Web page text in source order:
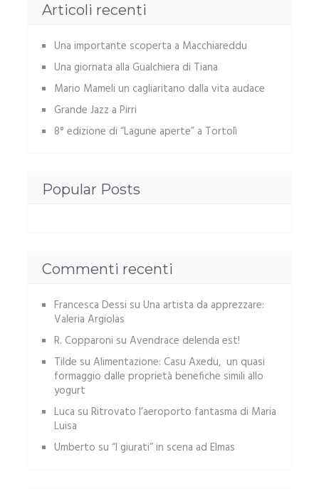
Articoli recenti
Una importante scoperta a Macchiareddu
Una giornata alla Gualchiera di Tiana
Mario Mameli un cagliaritano dalla vita audace
Grande Jazz a Pirri
8° edizione di “Lagune aperte” a Tortolì
Popular Posts
Commenti recenti
Francesca Dessi su Una artista da apprezzare:
Valeria Argiolas
R. Copparoni su Avendrace delenda est!
Tilde su Alimentazione: Casu Axedu, un quasi
formaggio dalle proprietà benefiche simili allo
yogurt
Luca su Ritrovato l’aeroporto fantasma di Maria
Luisa
Umberto su “I giurati” in scena ad Elmas